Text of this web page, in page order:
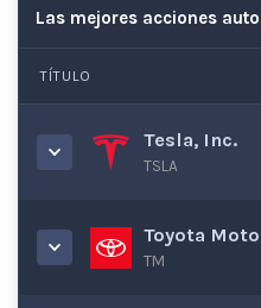
Las mejores acciones
TÍTULO
Tesla, Inc.
TSLA
Toyota
TM